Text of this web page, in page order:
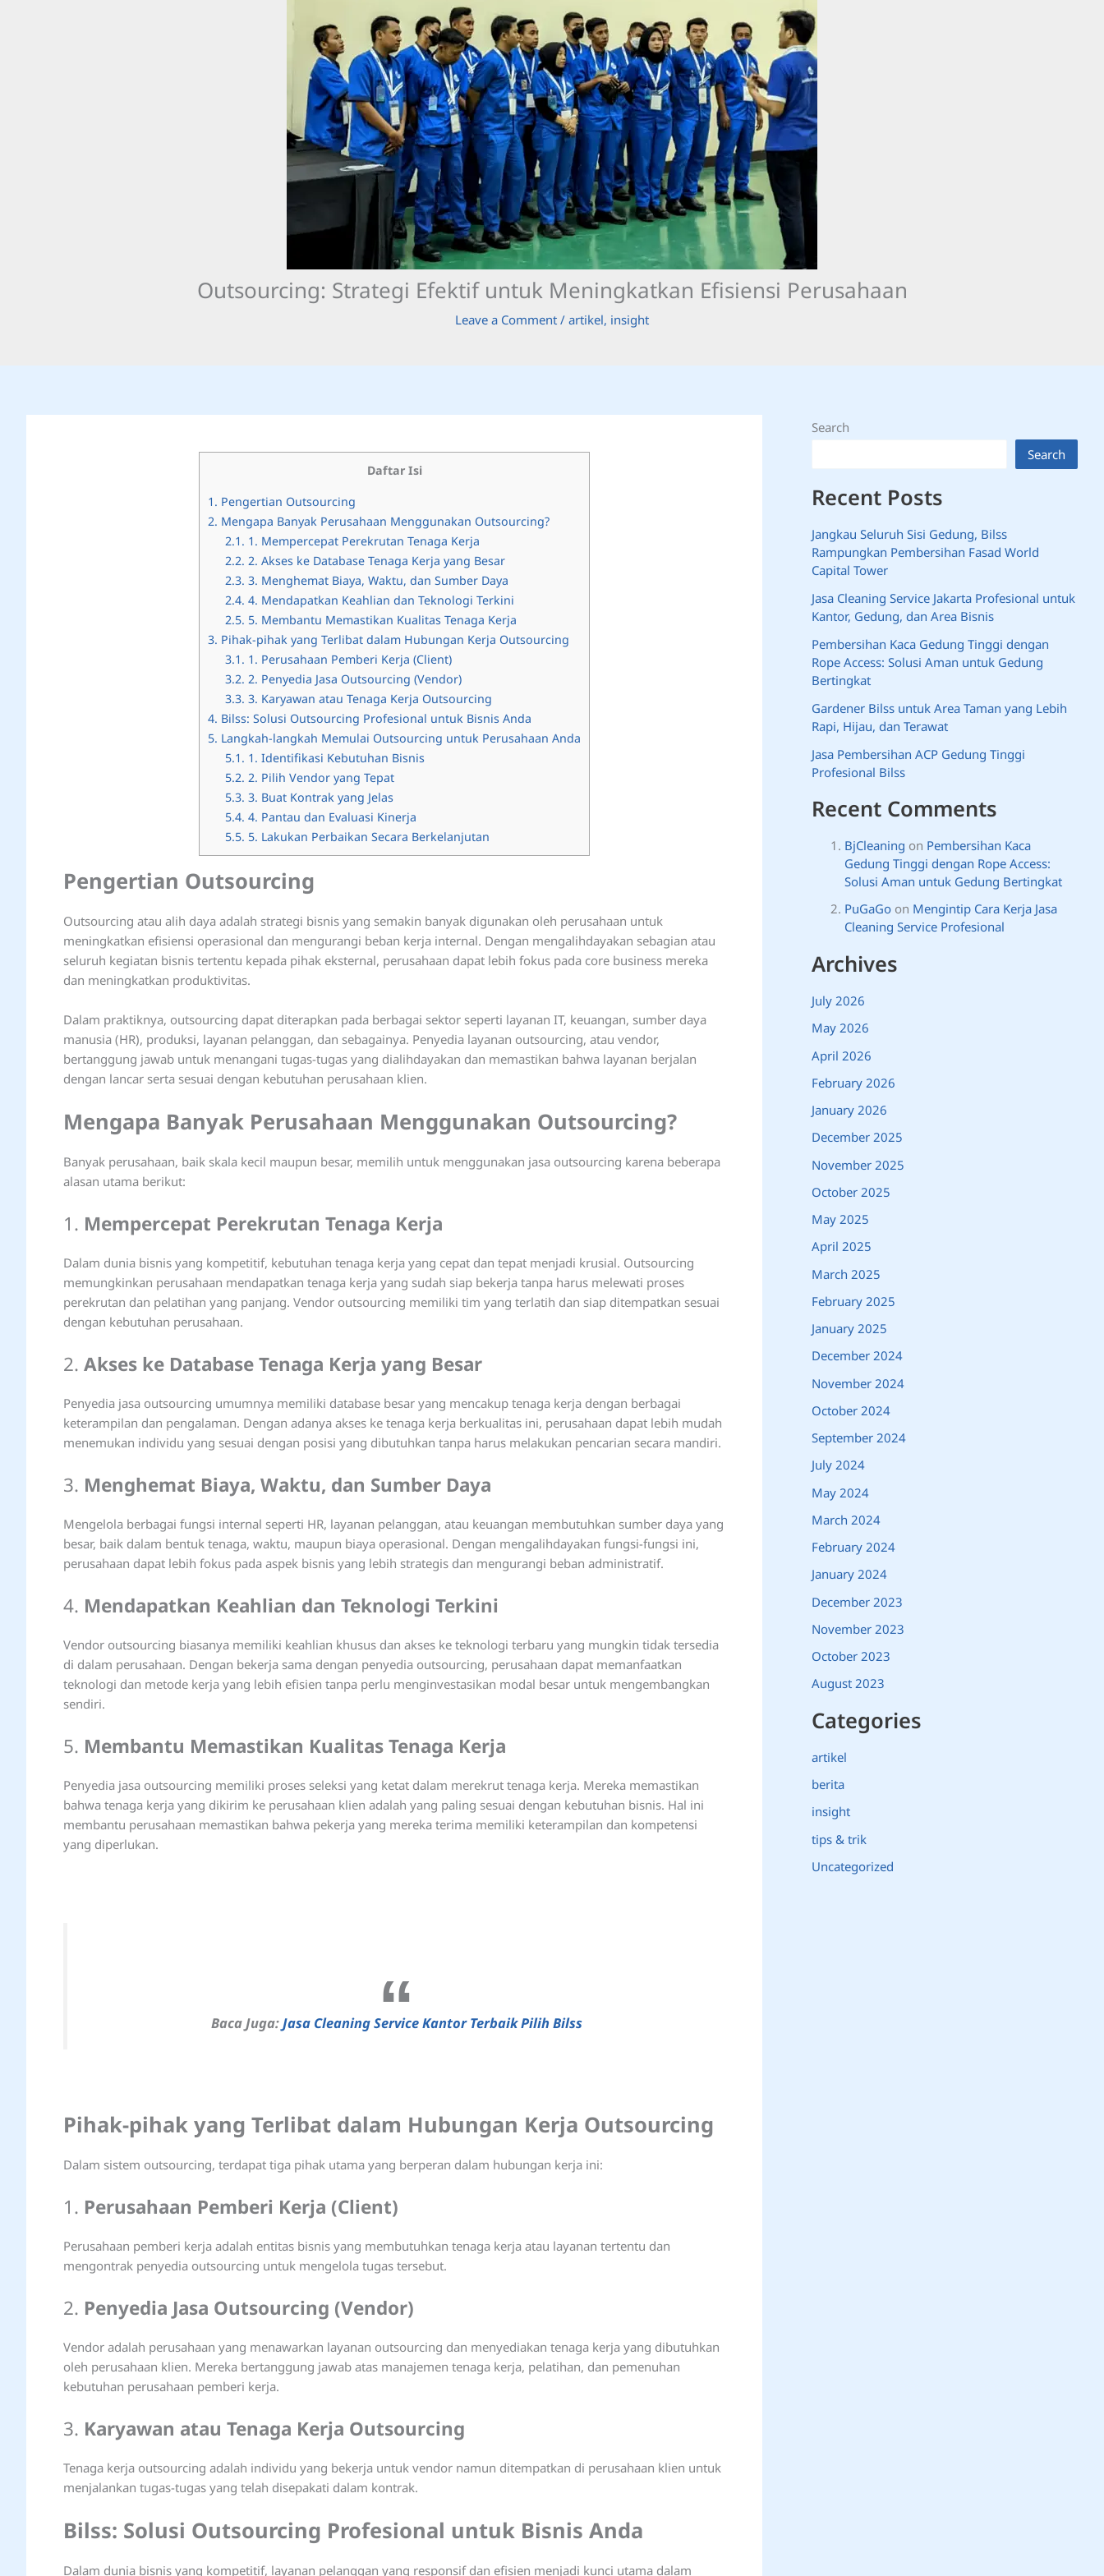
Outsourcing: Strategi Efektif untuk Meningkatkan Efisiensi Perusahaan
Leave a Comment / artikel, insight
Daftar Isi
1. Pengertian Outsourcing
2. Mengapa Banyak Perusahaan Menggunakan Outsourcing?
2.1. 1. Mempercepat Perekrutan Tenaga Kerja
2.2. 2. Akses ke Database Tenaga Kerja yang Besar
2.3. 3. Menghemat Biaya, Waktu, dan Sumber Daya
2.4. 4. Mendapatkan Keahlian dan Teknologi Terkini
2.5. 5. Membantu Memastikan Kualitas Tenaga Kerja
3. Pihak-pihak yang Terlibat dalam Hubungan Kerja Outsourcing
3.1. 1. Perusahaan Pemberi Kerja (Client)
3.2. 2. Penyedia Jasa Outsourcing (Vendor)
3.3. 3. Karyawan atau Tenaga Kerja Outsourcing
4. Bilss: Solusi Outsourcing Profesional untuk Bisnis Anda
5. Langkah-langkah Memulai Outsourcing untuk Perusahaan Anda
5.1. 1. Identifikasi Kebutuhan Bisnis
5.2. 2. Pilih Vendor yang Tepat
5.3. 3. Buat Kontrak yang Jelas
5.4. 4. Pantau dan Evaluasi Kinerja
5.5. 5. Lakukan Perbaikan Secara Berkelanjutan
Pengertian Outsourcing
Outsourcing atau alih daya adalah strategi bisnis yang semakin banyak digunakan oleh perusahaan untuk
meningkatkan efisiensi operasional dan mengurangi beban kerja internal. Dengan mengalihdayakan sebagian atau
seluruh kegiatan bisnis tertentu kepada pihak eksternal, perusahaan dapat lebih fokus pada core business mereka
dan meningkatkan produktivitas.
Dalam praktiknya, outsourcing dapat diterapkan pada berbagai sektor seperti layanan IT, keuangan, sumber daya
manusia (HR), produksi, layanan pelanggan, dan sebagainya. Penyedia layanan outsourcing, atau vendor,
bertanggung jawab untuk menangani tugas-tugas yang dialihdayakan dan memastikan bahwa layanan berjalan
dengan lancar serta sesuai dengan kebutuhan perusahaan klien.
Mengapa Banyak Perusahaan Menggunakan Outsourcing?
Banyak perusahaan, baik skala kecil maupun besar, memilih untuk menggunakan jasa outsourcing karena beberapa
alasan utama berikut:
1. Mempercepat Perekrutan Tenaga Kerja
Dalam dunia bisnis yang kompetitif, kebutuhan tenaga kerja yang cepat dan tepat menjadi krusial. Outsourcing
memungkinkan perusahaan mendapatkan tenaga kerja yang sudah siap bekerja tanpa harus melewati proses
perekrutan dan pelatihan yang panjang. Vendor outsourcing memiliki tim yang terlatih dan siap ditempatkan sesuai
dengan kebutuhan perusahaan.
2. Akses ke Database Tenaga Kerja yang Besar
Penyedia jasa outsourcing umumnya memiliki database besar yang mencakup tenaga kerja dengan berbagai
keterampilan dan pengalaman. Dengan adanya akses ke tenaga kerja berkualitas ini, perusahaan dapat lebih mudah
menemukan individu yang sesuai dengan posisi yang dibutuhkan tanpa harus melakukan pencarian secara mandiri.
3. Menghemat Biaya, Waktu, dan Sumber Daya
Mengelola berbagai fungsi internal seperti HR, layanan pelanggan, atau keuangan membutuhkan sumber daya yang
besar, baik dalam bentuk tenaga, waktu, maupun biaya operasional. Dengan mengalihdayakan fungsi-fungsi ini,
perusahaan dapat lebih fokus pada aspek bisnis yang lebih strategis dan mengurangi beban administratif.
4. Mendapatkan Keahlian dan Teknologi Terkini
Vendor outsourcing biasanya memiliki keahlian khusus dan akses ke teknologi terbaru yang mungkin tidak tersedia
di dalam perusahaan. Dengan bekerja sama dengan penyedia outsourcing, perusahaan dapat memanfaatkan
teknologi dan metode kerja yang lebih efisien tanpa perlu menginvestasikan modal besar untuk mengembangkan
sendiri.
5. Membantu Memastikan Kualitas Tenaga Kerja
Penyedia jasa outsourcing memiliki proses seleksi yang ketat dalam merekrut tenaga kerja. Mereka memastikan
bahwa tenaga kerja yang dikirim ke perusahaan klien adalah yang paling sesuai dengan kebutuhan bisnis. Hal ini
membantu perusahaan memastikan bahwa pekerja yang mereka terima memiliki keterampilan dan kompetensi
yang diperlukan.
Baca Juga:Jasa Cleaning Service Kantor Terbaik Pilih Bilss
Pihak-pihak yang Terlibat dalam Hubungan Kerja Outsourcing
Dalam sistem outsourcing, terdapat tiga pihak utama yang berperan dalam hubungan kerja ini:
1. Perusahaan Pemberi Kerja (Client)
Perusahaan pemberi kerja adalah entitas bisnis yang membutuhkan tenaga kerja atau layanan tertentu dan
mengontrak penyedia outsourcing untuk mengelola tugas tersebut.
2. Penyedia Jasa Outsourcing (Vendor)
Vendor adalah perusahaan yang menawarkan layanan outsourcing dan menyediakan tenaga kerja yang dibutuhkan
oleh perusahaan klien. Mereka bertanggung jawab atas manajemen tenaga kerja, pelatihan, dan pemenuhan
kebutuhan perusahaan pemberi kerja.
3. Karyawan atau Tenaga Kerja Outsourcing
Tenaga kerja outsourcing adalah individu yang bekerja untuk vendor namun ditempatkan di perusahaan klien untuk
menjalankan tugas-tugas yang telah disepakati dalam kontrak.
Bilss: Solusi Outsourcing Profesional untuk Bisnis Anda
Dalam dunia bisnis yang kompetitif, layanan pelanggan yang responsif dan efisien menjadi kunci utama dalam
Search
Search
Recent Posts
Jangkau Seluruh Sisi Gedung, Bilss
Rampungkan Pembersihan Fasad World
Capital Tower
Jasa Cleaning Service Jakarta Profesional untuk
Kantor, Gedung, dan Area Bisnis
Pembersihan Kaca Gedung Tinggi dengan
Rope Access: Solusi Aman untuk Gedung
Bertingkat
Gardener Bilss untuk Area Taman yang Lebih
Rapi, Hijau, dan Terawat
Jasa Pembersihan ACP Gedung Tinggi
Profesional Bilss
Recent Comments
BjCleaning on Pembersihan Kaca
Gedung Tinggi dengan Rope Access:
Solusi Aman untuk Gedung Bertingkat
PuGaGo on Mengintip Cara Kerja Jasa
Cleaning Service Profesional
Archives
July 2026
May 2026
April 2026
February 2026
January 2026
December 2025
November 2025
October 2025
May 2025
April 2025
March 2025
February 2025
January 2025
December 2024
November 2024
October 2024
September 2024
July 2024
May 2024
March 2024
February 2024
January 2024
December 2023
November 2023
October 2023
August 2023
Categories
artikel
berita
insight
tips & trik
Uncategorized